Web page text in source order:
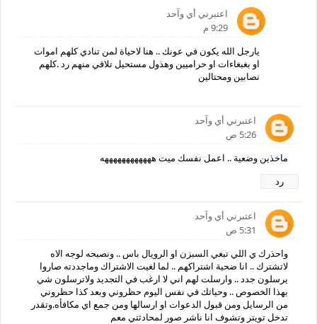
اعتبرني أي وآحد
9:29 م
يارجل الله يكون في عونك .. هنا لاحياة لمن تنادي كلهم اموات
او بغبغاءات او حراميين وهذول مستحيل تلاقي منهم رد .كلهم
نصابين ومحتالين
اعتبرني أي وآحد
5:26 ص
ماخذين وضعية .. اعمل نفسك ميت ههههههههههههه
رد
اعتبرني أي وآحد
5:31 ص
واحذرك ي اللي تبغي السبزن او الرويال باس .. ونصبحه لوجه الاه
لاتشترك .. انا ضحية اشتراكهم .. لما لغيت الاشتراك وماجددته صاروا
يرسلون جدد .. وارسلت لهم اني لا ارغب في التجديد ولاترسلون شي
بهذا الخصوص .. وحياتك في نفس اليوم حظروني وبعد كذا حظروني
من الرسايل ومن قبول الدعوات او ارسالها ومن جمع اي مكافأه.وتقدر
تدخل تويتر وتشوف انا ناشر صور لمحادثتي معم